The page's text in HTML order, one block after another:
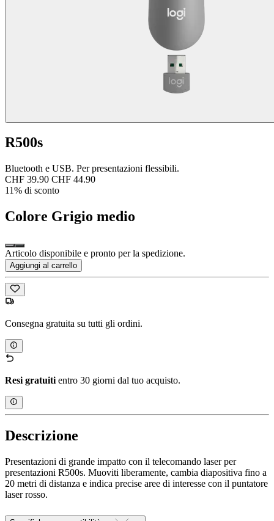
R500s
Bluetooth e USB. Per presentazioni flessibili.
CHF 39.90 CHF 44.90
11% di sconto
Colore Grigio medio
Articolo disponibile e pronto per la spedizione.
Aggiungi al carrello
Consegna gratuita su tutti gli ordini.
Resi gratuiti entro 30 giorni dal tuo acquisto.
Descrizione
Presentazioni di grande impatto con il telecomando laser per
presentazioni R500s. Muoviti liberamente, cambia diapositiva fino a
20 metri di distanza e indica precise aree di interesse con il puntatore
laser rosso.